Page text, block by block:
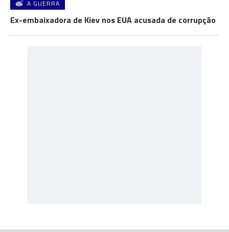
A GUERRA
Ex-embaixadora de Kiev nos EUA acusada de corrupção